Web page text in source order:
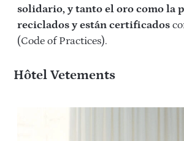
solidario, y tanto el oro como la
reciclados y están certificados
(Code of Practices).
Hôtel Vetements